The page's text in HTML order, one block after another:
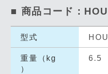
■ 商品コード：HOU
型式 HOU
重量（kg
）
6.5